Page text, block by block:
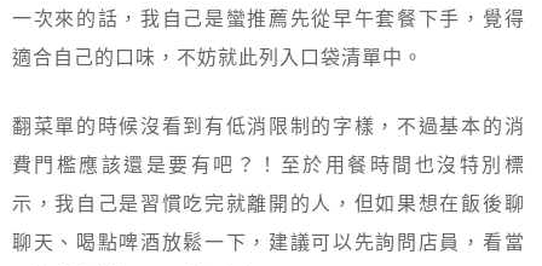
一次來的話，我自己是蠻推薦先從早午套餐下手，覺得
適合自己的口味，不妨就此列入口袋清單中。
翻菜單的時候沒看到有低消限制的字樣，不過基本的消
費門檻應該還是要有吧？！至於用餐時間也沒特別標
示，我自己是習慣吃完就離開的人，但如果想在飯後聊
聊天、喝點啤酒放鬆一下，建議可以先詢問店員，看當